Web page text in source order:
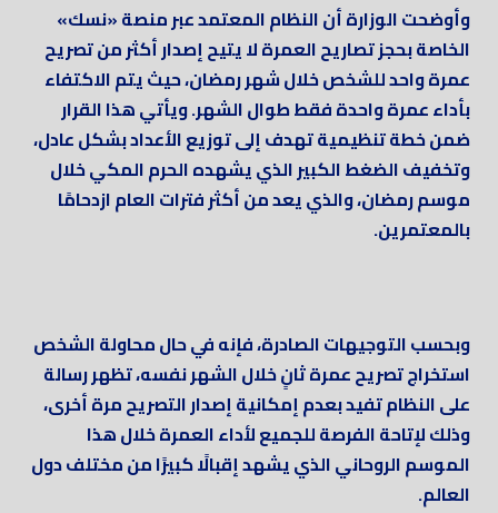
وأوضحت الوزارة أن النظام المعتمد عبر منصة «نسك»
الخاصة بحجز تصاريح العمرة لا يتيح إصدار أكثر من تصريح
عمرة واحد للشخص خلال شهر رمضان، حيث يتم الاكتفاء
بأداء عمرة واحدة فقط طوال الشهر. ويأتي هذا القرار
ضمن خطة تنظيمية تهدف إلى توزيع الأعداد بشكل عادل،
وتخفيف الضغط الكبير الذي يشهده الحرم المكي خلال
موسم رمضان، والذي يعد من أكثر فترات العام ازدحامًا
بالمعتمرين.
وبحسب التوجيهات الصادرة، فإنه في حال محاولة الشخص
استخراج تصريح عمرة ثانٍ خلال الشهر نفسه، تظهر رسالة
على النظام تفيد بعدم إمكانية إصدار التصريح مرة أخرى،
وذلك لإتاحة الفرصة للجميع لأداء العمرة خلال هذا
الموسم الروحاني الذي يشهد إقبالًا كبيرًا من مختلف دول
العالم.